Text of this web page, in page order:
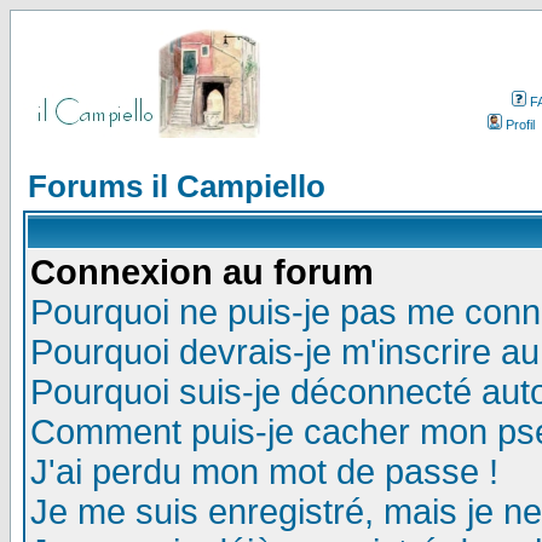
Profil
Forums il Campiello
Connexion au forum
Pourquoi ne puis-je pas me
Pourquoi devrais-je m'inscrire
Pourquoi suis-je déconnecté
Comment puis-je cacher mon
J'ai perdu mon mot de passe !
Je me suis enregistré, mais je